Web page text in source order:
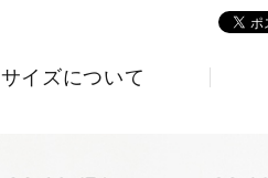
サイズについて